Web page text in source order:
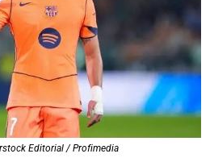
Editorial / Profimedia